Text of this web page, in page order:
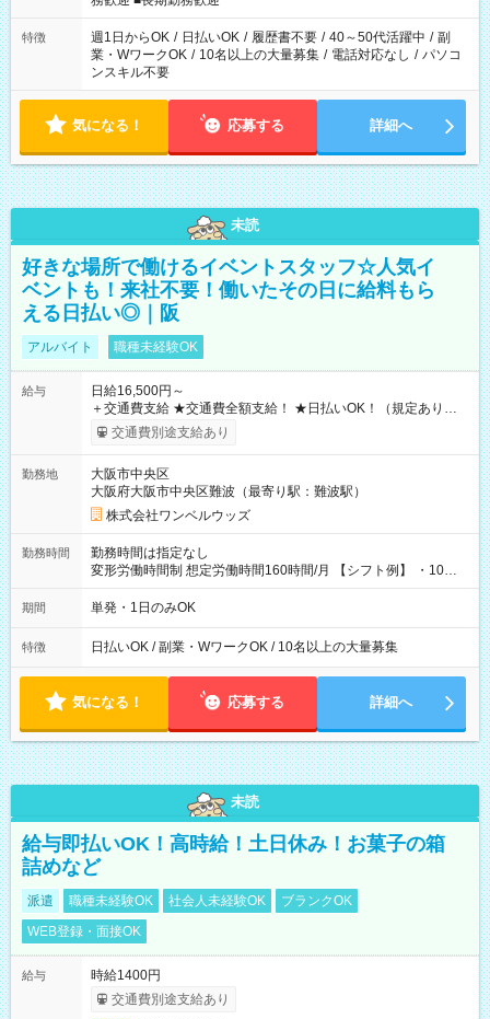
特徴 週1日からOK / 日払いOK / 履歴書不要 / 40～50代活躍中 / 副
業・WワークOK / 10名以上の大量募集 / 電話対応なし / パソコ
ンスキル不要
気になる！ 応募する 詳細へ
未読
好きな場所で働けるイベントスタッフ☆人気イ
ベントも！来社不要！働いたその日に給料もら
える日払い◎｜阪
アルバイト 職種未経験OK
給与
日給16,500円～
＋交通費支給 ★交通費全額支給！ ★日払いOK！（規定あり） ┗
働いたその日に現金GET♪ お仕事後はコンビニATMから 日払
交通費別途支給あり
勤務地
大阪市中央区
大阪府大阪市中央区難波（最寄り駅：難波駅）
株式会社ワンベルウッズ
勤務時間
勤務時間は指定なし
変形労働時間制 想定労働時間160時間/月 【シフト例】 ・10：
00～20：00
期間 単発・1日のみOK
特徴 日払いOK / 副業・WワークOK / 10名以上の大量募集
気になる！ 応募する 詳細へ
未読
給与即払いOK！高時給！土日休み！お菓子の箱
詰めなど
派遣 職種未経験OK 社会人未経験OK
ブランクOK
WEB登録・面接OK
給与
時給1400円
交通費別途支給あり